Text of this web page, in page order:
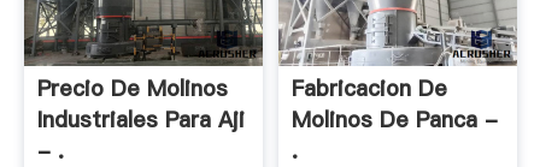
Precio De Molinos
Industriales Para Aji
- .
Fabricacion De
Molinos De Panca -
.